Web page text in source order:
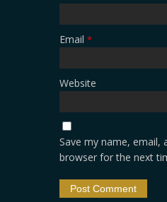
Email *
Website
Save my name, email,
browser for the next